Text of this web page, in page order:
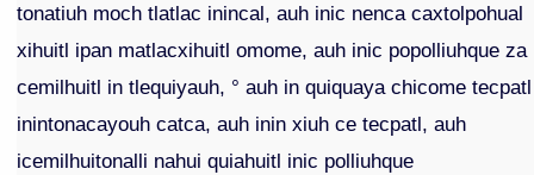
tonatiuh moch tlatlac inincal, auh inic nenca caxtolpohual
xihuitl ipan matlacxihuitl omome, auh inic popolliuhque za
cemilhuitl in tlequiyauh, ° auh in quiquaya chicome tecpatl
inintonacayouh catca, auh inin xiuh ce tecpatl, auh
icemilhuitonalli nahui quiahuitl inic polliuhque